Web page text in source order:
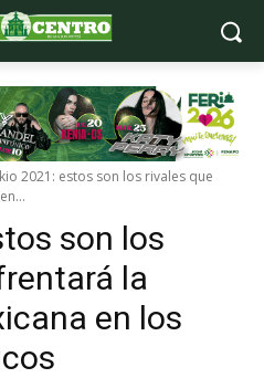
2021: estos son los rivales que
son los
la
en los